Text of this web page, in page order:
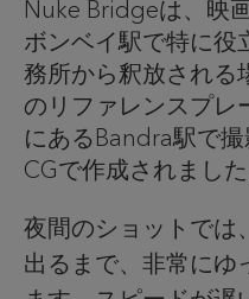
Nuke Bridgeは、映
ボンベイ駅で特に役
務所から釈放される
のリファレンスプレ
にあるBandra駅で
CGで作成されました
夜間のショットでは
出るまで、非常にゆ